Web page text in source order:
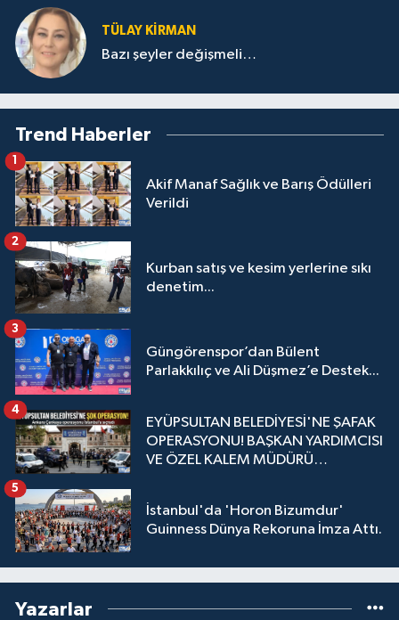
TÜLAY KİRMAN
Bazı şeyler değişmeli…
Trend Haberler
Akif Manaf Sağlık ve Barış Ödülleri
Verildi
1
Kurban satış ve kesim yerlerine sıkı
denetim...
2
Güngörenspor’dan Bülent
Parlakkılıç ve Ali Düşmez’e Destek...
3
EYÜPSULTAN BELEDİYESİ'NE ŞAFAK
OPERASYONU! BAŞKAN YARDIMCISI
VE ÖZEL KALEM MÜDÜRÜ
4
İstanbul'da 'Horon Bizumdur'
Guinness Dünya Rekoruna İmza Attı.
5
Yazarlar